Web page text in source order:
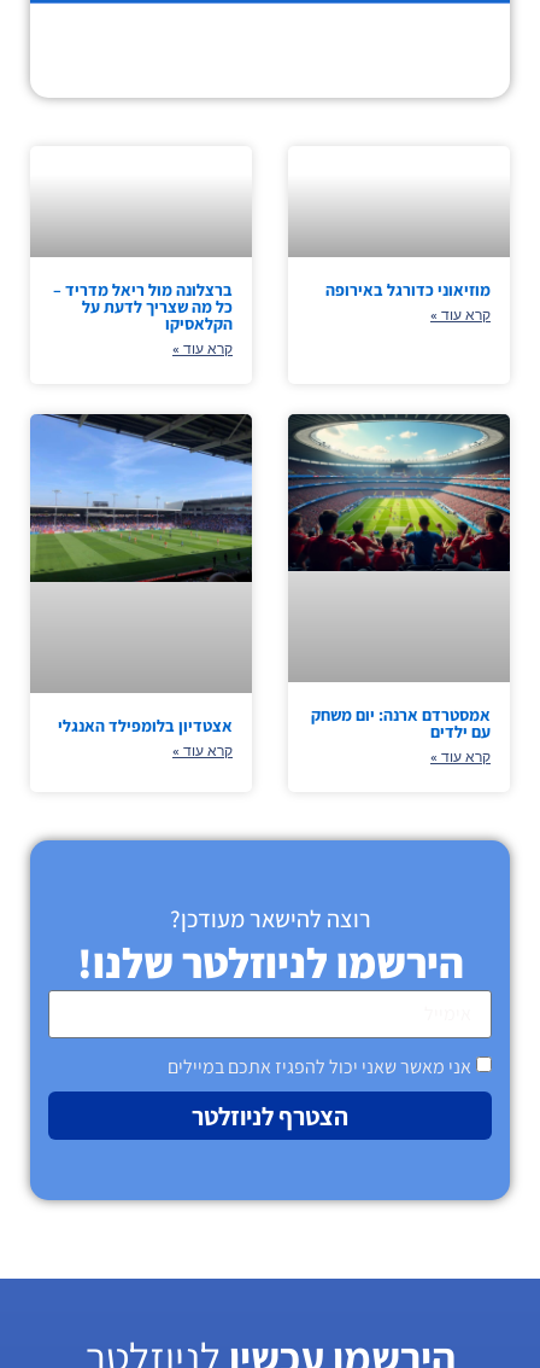
מוזיאוני כדורגל באירופה
קרא עוד »
ברצלונה מול ריאל מדריד –
כל מה שצריך לדעת על
הקלאסיקו
קרא עוד »
אמסטרדם ארנה: יום משחק
עם ילדים
קרא עוד »
אצטדיון בלומפילד האנגלי
קרא עוד »
רוצה להישאר מעודכן?
הירשמו לניוזלטר שלנו!
אני מאשר שאני יכול להפגיז אתכם במיילים
הצטרף לניוזלטר